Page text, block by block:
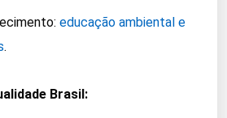
educação ambiental e
.
Brasil: